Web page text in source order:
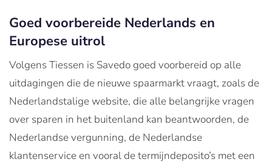
Goed voorbereide Nederlands en
Europese uitrol
Volgens Tiessen is Savedo goed voorbereid op alle
uitdagingen die de nieuwe spaarmarkt vraagt, zoals de
Nederlandstalige website, die alle belangrijke vragen
over sparen in het buitenland kan beantwoorden, de
Nederlandse vergunning, de Nederlandse
klantenservice en vooral de termijndeposito’s met een